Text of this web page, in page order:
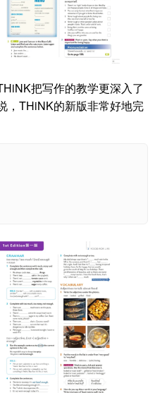
把写作的教学更深入了
，THiNK的新版非常好地完